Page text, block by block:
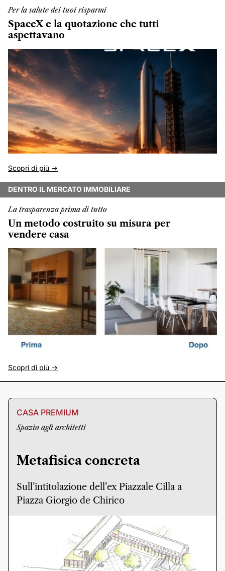
Per la salute dei tuoi risparmi
SpaceX e la quotazione che tutti
aspettavano
Scopri di più ->
DENTRO IL MERCATO IMMOBILIARE
La trasparenza prima di tutto
Un metodo costruito su misura per
vendere casa
Scopri di più ->
CASA PREMIUM
Spazio agli architetti
Metafisica concreta
Sull’intitolazione dell’ex Piazzale Cilla a
Piazza Giorgio de Chirico